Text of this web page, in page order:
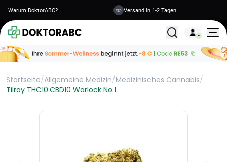
Warum DoktorABC? Versand in 1-2 Tagen
Alle
Startseite/Allgemeine Medizin/Medizinisches Cannabis/
Tilray THC10:CBD10 Warlock No.1